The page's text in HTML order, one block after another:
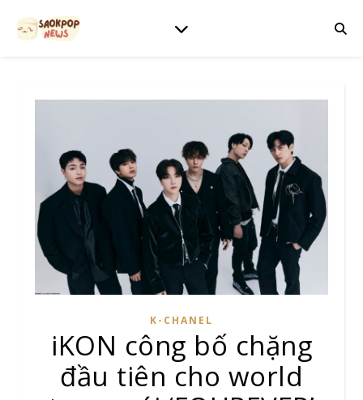
K-CHANEL
iKON công bố chặng
đầu tiên cho world